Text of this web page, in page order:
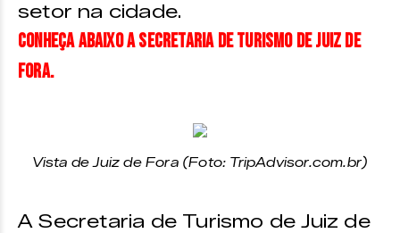
setor na cidade.
Conheça abaixo a Secretaria de Turismo de Juiz de
Fora.
Vista de Juiz de Fora (Foto: TripAdvisor.com.br)
A Secretaria de Turismo de Juiz de